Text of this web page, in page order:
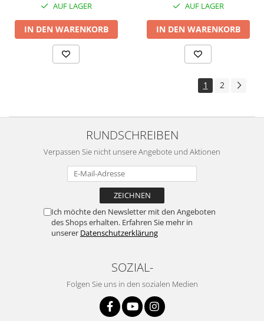
AUF LAGER
IN DEN WARENKORB
AUF LAGER
IN DEN WARENKORB
1 2
RUNDSCHREIBEN
Verpassen Sie nicht unsere Angebote und Aktionen
Ich möchte den Newsletter mit den Angeboten
des Shops erhalten. Erfahren Sie mehr in
unserer Datenschutzerklärung
SOZIAL-
Folgen Sie uns in den sozialen Medien